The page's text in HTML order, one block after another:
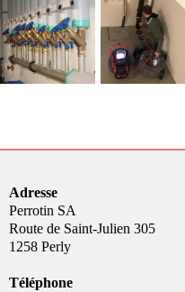
Adresse
Perrotin SA
Route de Saint-Julien 305
1258 Perly
Téléphone